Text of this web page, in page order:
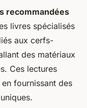
recommandées
livres spécialisés
aux cerfs-
des matériaux
Ces lectures
fournissant des